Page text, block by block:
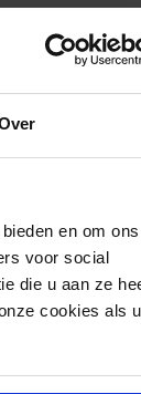
en om ons
voor social
die u aan ze
cookies als u
land.
en
van het EU-
mits
aan een
jaar, onder
als de
voor de